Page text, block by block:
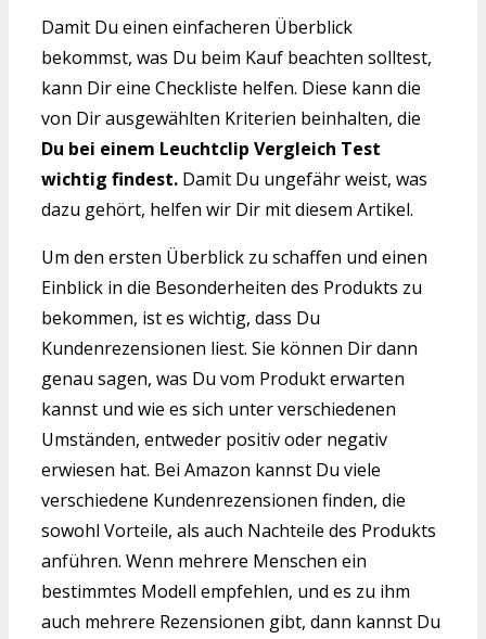
Damit Du einen einfacheren Überblick
bekommst, was Du beim Kauf beachten solltest,
kann Dir eine Checkliste helfen. Diese kann die
von Dir ausgewählten Kriterien beinhalten, die
Du bei einem Leuchtclip Vergleich Test
wichtig findest. Damit Du ungefähr weist, was
dazu gehört, helfen wir Dir mit diesem Artikel.
Um den ersten Überblick zu schaffen und einen
Einblick in die Besonderheiten des Produkts zu
bekommen, ist es wichtig, dass Du
Kundenrezensionen liest. Sie können Dir dann
genau sagen, was Du vom Produkt erwarten
kannst und wie es sich unter verschiedenen
Umständen, entweder positiv oder negativ
erwiesen hat. Bei Amazon kannst Du viele
verschiedene Kundenrezensionen finden, die
sowohl Vorteile, als auch Nachteile des Produkts
anführen. Wenn mehrere Menschen ein
bestimmtes Modell empfehlen, und es zu ihm
auch mehrere Rezensionen gibt, dann kannst Du